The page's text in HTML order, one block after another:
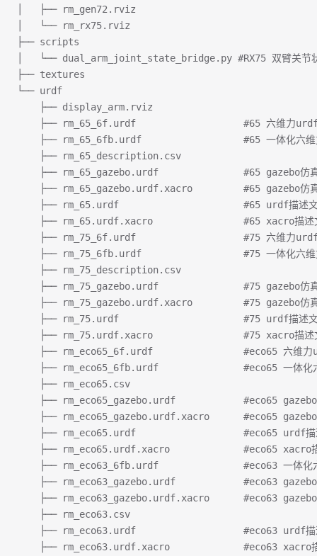
│   ├── rm_gen72.rviz
│   └── rm_rx75.rviz
├── scripts
│   └── dual_arm_joint_state_bridge.py #RX75 双臂关节
├── textures
└── urdf
    ├── display_arm.rviz
├── rm_65_6f.urdf                   #65 六维力urdf
├── rm_65_6fb.urdf                  #65 一体化
    ├── rm_65_description.csv
├── rm_65_gazebo.urdf               #65 gazebo仿
├── rm_65_gazebo.urdf.xacro         #65 gazebo仿
├── rm_65.urdf                      #65 urdf描述
├── rm_65.urdf.xacro                #65 xacro描述
├── rm_75_6f.urdf                   #75 六维力urdf
├── rm_75_6fb.urdf                  #75 一体化
    ├── rm_75_description.csv
├── rm_75_gazebo.urdf               #75 gazebo仿
├── rm_75_gazebo.urdf.xacro         #75 gazebo仿
├── rm_75.urdf                      #75 urdf描述
├── rm_75.urdf.xacro                #75 xacro描述
├── rm_eco65_6f.urdf                #eco65 六维力
├── rm_eco65_6fb.urdf               #eco65 一体
    ├── rm_eco65.csv
├── rm_eco65_gazebo.urdf            #eco65 gazebo
├── rm_eco65_gazebo.urdf.xacro      #eco65 gazebo
├── rm_eco65.urdf                   #eco65 urdf描
├── rm_eco65.urdf.xacro             #eco65 xacro
├── rm_eco63_6fb.urdf               #eco63 一体化
├── rm_eco63_gazebo.urdf            #eco63 gazebo
├── rm_eco63_gazebo.urdf.xacro      #eco63 gazebo
    ├── rm_eco63.csv
├── rm_eco63.urdf                   #eco63 urdf描
├── rm_eco63.urdf.xacro             #eco63 xacro